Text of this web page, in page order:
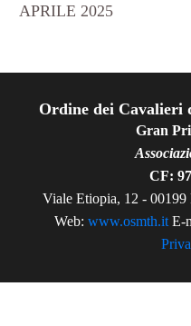
APRILE 2025
Ordine dei Cavalieri
Gran
CF:
Viale Etiopia, 12 -
Web: www.osmth.itE-